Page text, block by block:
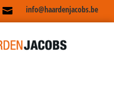
 info@haardenjacobs.be